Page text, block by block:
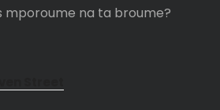
mporoume na ta broume?